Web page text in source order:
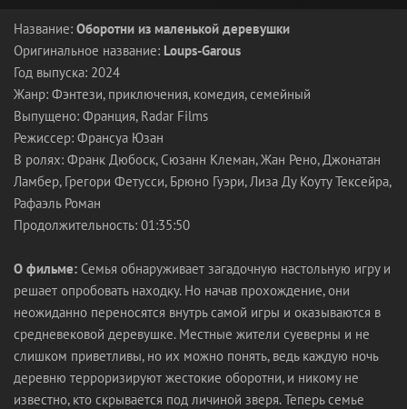
Название: Оборотни из маленькой деревушки
Оригинальное название: Loups-Garous
Год выпуска: 2024
Жанр: Фэнтези, приключения, комедия, семейный
Выпущено: Франция, Radar Films
Режиссер: Франсуа Юзан
В ролях: Франк Дюбоск, Сюзанн Клеман, Жан Рено, Джонатан
Ламбер, Грегори Фетусси, Брюно Гуэри, Лиза Ду Коуту Тексейра,
Рафаэль Роман
Продолжительность: 01:35:50
О фильме: Семья обнаруживает загадочную настольную игру и
решает опробовать находку. Но начав прохождение, они
неожиданно переносятся внутрь самой игры и оказываются в
средневековой деревушке. Местные жители суеверны и не
слишком приветливы, но их можно понять, ведь каждую ночь
деревню терроризируют жестокие оборотни, и никому не
известно, кто скрывается под личиной зверя. Теперь семье